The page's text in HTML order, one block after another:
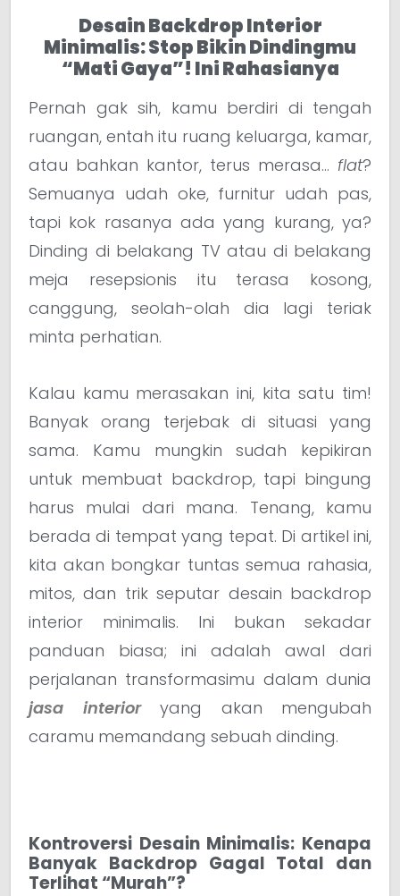
Desain Backdrop Interior
Minimalis: Stop Bikin Dindingmu
“Mati Gaya”! Ini Rahasianya
Pernah gak sih, kamu berdiri di tengah
ruangan, entah itu ruang keluarga, kamar,
atau bahkan kantor, terus merasa… flat?
Semuanya udah oke, furnitur udah pas,
tapi kok rasanya ada yang kurang, ya?
Dinding di belakang TV atau di belakang
meja resepsionis itu terasa kosong,
canggung, seolah-olah dia lagi teriak
minta perhatian.
Kalau kamu merasakan ini, kita satu tim!
Banyak orang terjebak di situasi yang
sama. Kamu mungkin sudah kepikiran
untuk membuat backdrop, tapi bingung
harus mulai dari mana. Tenang, kamu
berada di tempat yang tepat. Di artikel ini,
kita akan bongkar tuntas semua rahasia,
mitos, dan trik seputar desain backdrop
interior minimalis. Ini bukan sekadar
panduan biasa; ini adalah awal dari
perjalanan transformasimu dalam dunia
jasa interior
yang akan mengubah
caramu memandang sebuah dinding.
Kontroversi Desain Minimalis: Kenapa
Banyak Backdrop Gagal Total dan
Terlihat “Murah”?